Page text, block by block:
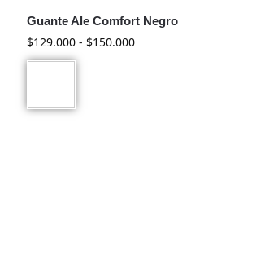
Guante Ale Comfort Negro
$129.000 - $150.000